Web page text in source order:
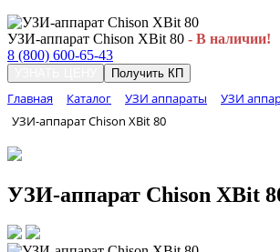
УЗИ-аппарат Chison XBit 80 - В наличии!
8 (800) 600-65-43
Получить КП
Главная Каталог УЗИ аппараты
УЗИ
УЗИ-аппарат Chison XBit 80
УЗИ-аппарат Chison XBit